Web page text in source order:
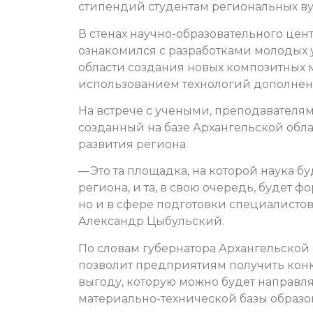
стипендий студентам региональных
В стенах научно-образовательного
ознакомился с разработками
области создания новых
использованием технологий
На встрече с учеными,
созданный на базе Архангельской
развития региона.
— Это та площадка, на которой наука
региона, и та, в свою очередь, будет
но и в сфере подготовки
Александр Цыбульский.
По словам губернатора
позволит предприятиям получить
выгоду, которую можно будет
материально-технической базы